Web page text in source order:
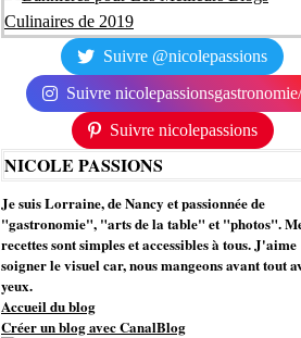
Suivre @nicolepassions
Suivre nicolepassionsgastronomie/
Suivre nicolepassions
NICOLE PASSIONS
Je suis Lorraine, de Nancy et passionnée de
"gastronomie", "arts de la table" et "photos".
recettes sont simples et accessibles à tous. J'aime
soigner le visuel car, nous mangeons avant tout
yeux.
Accueil du blog
Créer un blog avec CanalBlog